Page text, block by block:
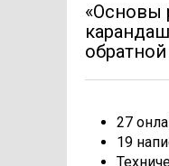
27
19
«Основы